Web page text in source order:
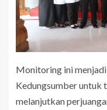
Monitoring ini
Kedungsumber untuk
melanjutkan